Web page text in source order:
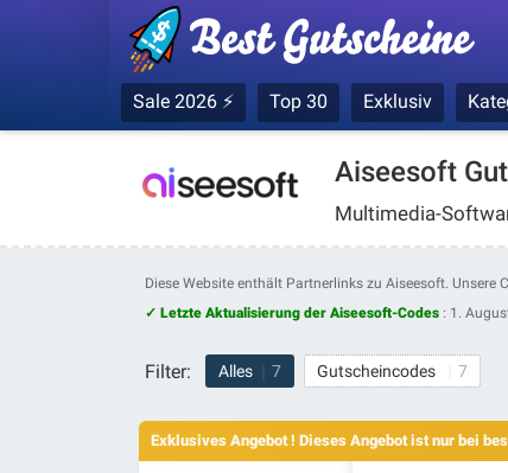
Sale 2026 ⚡ Top 30 Exklusiv
Aiseesoft
Multimedia-
Diese Website enthält Partnerlinks zu Aiseesoft.
✓ Letzte Aktualisierung der Aiseesoft-Codes : 1.
Filter: Alles 7 Gutscheincodes 7
Exklusives Angebot ! Dieses Angebot ist nur bei